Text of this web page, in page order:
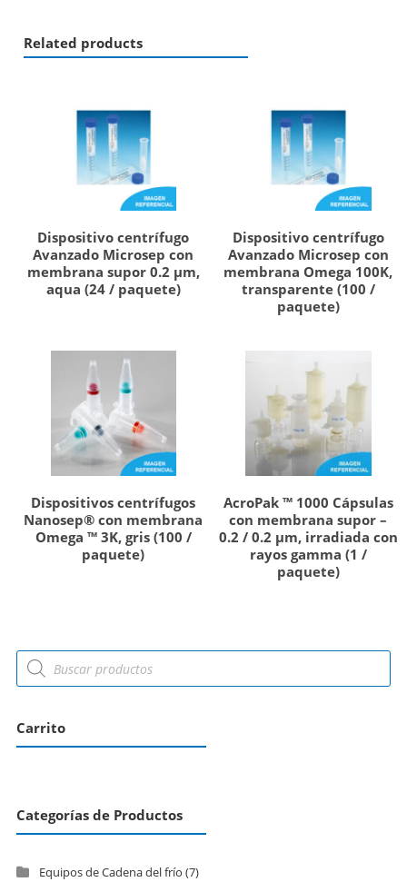
Related products
Dispositivo centrífugo
Avanzado Microsep con
membrana supor 0.2 µm,
aqua (24 / paquete)
Dispositivo centrífugo
Avanzado Microsep con
membrana Omega 100K,
transparente (100 /
paquete)
Dispositivos centrífugos
Nanosep® con membrana
Omega ™ 3K, gris (100 /
paquete)
AcroPak ™ 1000 Cápsulas
con membrana supor –
0.2 / 0.2 µm, irradiada con
rayos gamma (1 /
paquete)
Carrito
Categorías de Productos
Equipos de Cadena del frío (7)